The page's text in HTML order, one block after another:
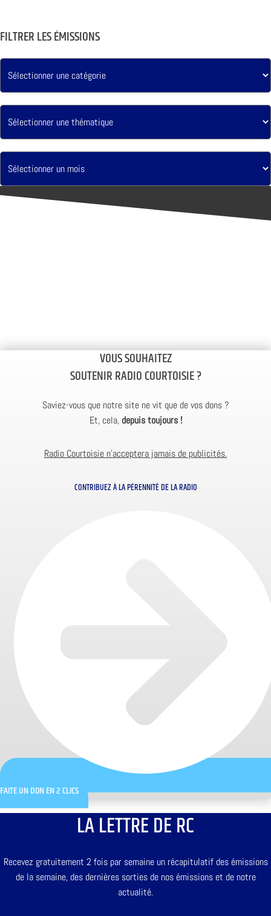
FILTRER LES ÉMISSIONS
VOUS SOUHAITEZ
SOUTENIR RADIO COURTOISIE ?
Saviez-vous que notre site ne vit que de vos dons ?
Et, cela, depuis toujours !
Radio Courtoisie n’acceptera jamais de publicités.
CONTRIBUEZ À LA PÉRENNITÉ DE LA RADIO
FAITE UN DON EN 2 CLICS
LA LETTRE DE RC
Recevez gratuitement 2 fois par semaine un récapitulatif des émissions
de la semaine, des dernières sorties de nos émissions et de notre
actualité.